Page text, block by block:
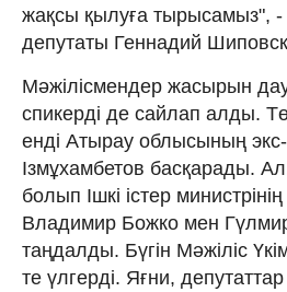
жақсы қылуға тырысамыз", -
депутаты Геннадий
Мәжілісмендер жасырын
спикерді де сайлап алды.
енді Атырау облысының экс-
Ізмұхамбетов басқарады.
болып Ішкі істер
Владимир Божко мен
таңдалды. Бүгін Мәжіліс
те үлгерді. Яғни,